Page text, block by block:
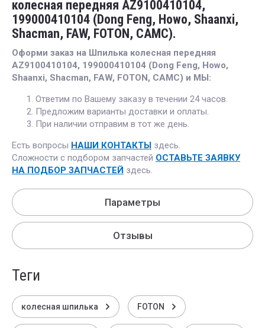
колесная передняя AZ9100410104,
199000410104 (Dong Feng, Howo, Shaanxi,
Shacman, FAW, FOTON, CAMC).
Оформи заказ на Шпилька колесная передняя
AZ9100410104, 199000410104 (Dong Feng, Howo,
Shaanxi, Shacman, FAW, FOTON, CAMC) и МЫ:
Ответим по Вашему заказу в течении 24 часов.
Предложим варианты доставки и оплаты.
При наличии отправим в тот же день.
Есть вопросы НАШИ КОНТАКТЫ здесь.
Сложности с подбором запчастей ОСТАВЬТЕ ЗАЯВКУ
НА ПОДБОР ЗАПЧАСТЕЙ здесь.
Параметры
Отзывы
теги
колесная шпилька FOTON